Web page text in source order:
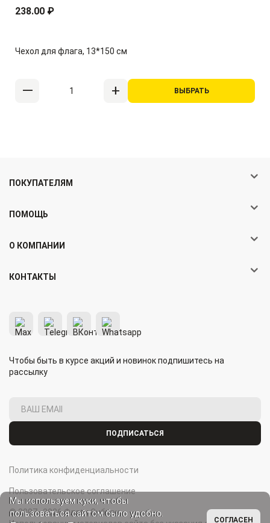
238.00 ₽
Чехол для флага, 13*150 см
ВЫБРАТЬ
КОНТАКТЫ
ПОКУПАТЕЛЯМ
ПОМОЩЬ
О КОМПАНИИ
Чтобы быть в курсе акций и новинок подпишитесь на
рассылку
ПОДПИСАТЬСЯ
© 2007–2026 Флаги Сибири.
Политика конфиденциальности
Пользовательское соглашение
Мы используем куки, чтобы
пользоваться сайтом было удобно.
СОГЛАСЕН